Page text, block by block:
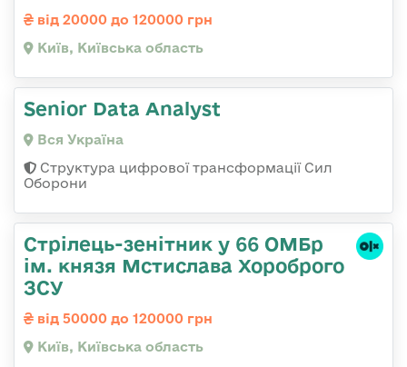
від 20000 до 120000 грн
Київ, Київська область
Senior Data Analyst
Вся Україна
Структура цифрової трансформації Сил
Оборони
Стрілець-зенітник у 66 ОМБр
ім. князя Мстислава Хороброго
ЗСУ
від 50000 до 120000 грн
Київ, Київська область